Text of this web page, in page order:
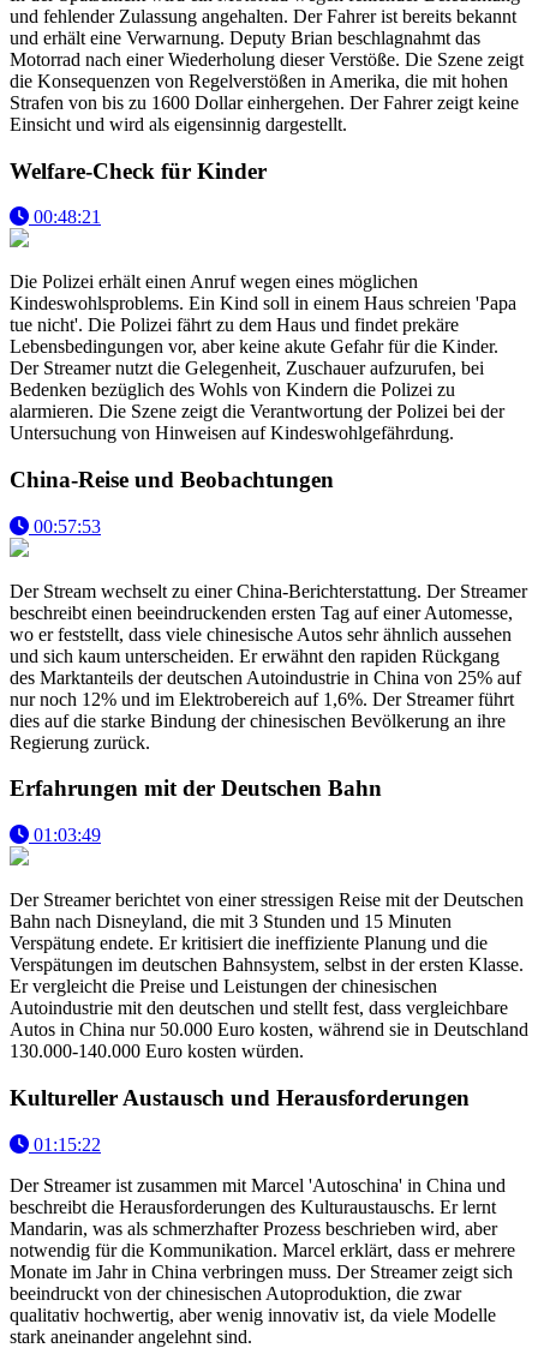
und fehlender Zulassung angehalten. Der Fahrer ist bereits bekannt
und erhält eine Verwarnung. Deputy Brian beschlagnahmt das
Motorrad nach einer Wiederholung dieser Verstöße. Die Szene zeigt
die Konsequenzen von Regelverstößen in Amerika, die mit hohen
Strafen von bis zu 1600 Dollar einhergehen. Der Fahrer zeigt keine
Einsicht und wird als eigensinnig dargestellt.
Welfare-Check für Kinder
00:48:21
Die Polizei erhält einen Anruf wegen eines möglichen
Kindeswohlsproblems. Ein Kind soll in einem Haus schreien 'Papa
tue nicht'. Die Polizei fährt zu dem Haus und findet prekäre
Lebensbedingungen vor, aber keine akute Gefahr für die Kinder.
Der Streamer nutzt die Gelegenheit, Zuschauer aufzurufen, bei
Bedenken bezüglich des Wohls von Kindern die Polizei zu
alarmieren. Die Szene zeigt die Verantwortung der Polizei bei der
Untersuchung von Hinweisen auf Kindeswohlgefährdung.
China-Reise und Beobachtungen
00:57:53
Der Stream wechselt zu einer China-Berichterstattung. Der Streamer
beschreibt einen beeindruckenden ersten Tag auf einer Automesse,
wo er feststellt, dass viele chinesische Autos sehr ähnlich aussehen
und sich kaum unterscheiden. Er erwähnt den rapiden Rückgang
des Marktanteils der deutschen Autoindustrie in China von 25% auf
nur noch 12% und im Elektrobereich auf 1,6%. Der Streamer führt
dies auf die starke Bindung der chinesischen Bevölkerung an ihre
Regierung zurück.
Erfahrungen mit der Deutschen Bahn
01:03:49
Der Streamer berichtet von einer stressigen Reise mit der Deutschen
Bahn nach Disneyland, die mit 3 Stunden und 15 Minuten
Verspätung endete. Er kritisiert die ineffiziente Planung und die
Verspätungen im deutschen Bahnsystem, selbst in der ersten Klasse.
Er vergleicht die Preise und Leistungen der chinesischen
Autoindustrie mit den deutschen und stellt fest, dass vergleichbare
Autos in China nur 50.000 Euro kosten, während sie in Deutschland
130.000-140.000 Euro kosten würden.
Kultureller Austausch und Herausforderungen
01:15:22
Der Streamer ist zusammen mit Marcel 'Autoschina' in China und
beschreibt die Herausforderungen des Kulturaustauschs. Er lernt
Mandarin, was als schmerzhafter Prozess beschrieben wird, aber
notwendig für die Kommunikation. Marcel erklärt, dass er mehrere
Monate im Jahr in China verbringen muss. Der Streamer zeigt sich
beeindruckt von der chinesischen Autoproduktion, die zwar
qualitativ hochwertig, aber wenig innovativ ist, da viele Modelle
stark aneinander angelehnt sind.